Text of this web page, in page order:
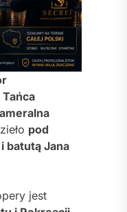
pod
batutą Jana
jest